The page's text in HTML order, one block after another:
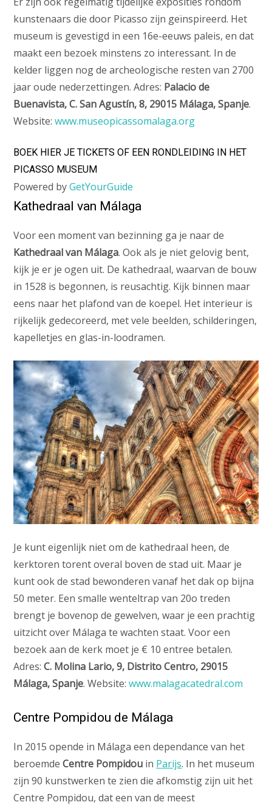
kunstenaars die door Picasso zijn geïnspireerd. Het
museum is gevestigd in een 16e-eeuws paleis, en dat
maakt een bezoek minstens zo interessant. In de
kelder liggen nog de archeologische resten van 2700
jaar oude nederzettingen. Adres: Palacio de
Buenavista, C. San Agustín, 8, 29015 Málaga, Spanje.
Website:www.museopicassomalaga.org
BOEK HIER JE TICKETS OF EEN RONDLEIDING IN HET
PICASSO MUSEUM
Powered byGetYourGuide
Kathedraal van Málaga
Voor een moment van bezinning ga je naar de
Kathedraal van Málaga. Ook als je niet gelovig bent,
kijk je er je ogen uit. De kathedraal, waarvan de bouw
in 1528 is begonnen, is reusachtig. Kijk binnen maar
eens naar het plafond van de koepel. Het interieur is
rijkelijk gedecoreerd, met vele beelden, schilderingen,
kapelletjes en glas-in-loodramen.
Je kunt eigenlijk niet om de kathedraal heen, de
kerktoren torent overal boven de stad uit. Maar je
kunt ook de stad bewonderen vanaf het dak op bijna
50 meter. Een smalle wenteltrap van 20o treden
brengt je bovenop de gewelven, waar je een prachtig
uitzicht over Málaga te wachten staat. Voor een
bezoek aan de kerk moet je € 10 entree betalen.
Adres:C. Molina Lario, 9, Distrito Centro, 29015
Málaga, Spanje. Website:www.malagacatedral.com
Centre Pompidou de Málaga
In 2015 opende in Málaga een dependance van het
beroemdeCentre Pompidou in Parijs. In het museum
zijn 90 kunstwerken te zien die afkomstig zijn uit het
Centre Pompidou, dat een van de meest